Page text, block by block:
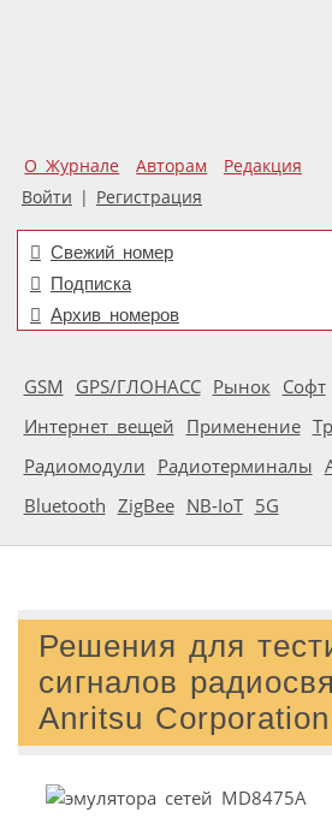
О Журнале Авторам
Редакция
Войти | Регистрация
Свежий номер
Подписка
Архив номеров
GSM GPS/ГЛОНАСС Рынок Софт
Интернет вещей Применение
Радиомодули Радиотерминалы
Bluetooth ZigBee NB-IoT 5G
Решения для
сигналов
Anritsu Corporation